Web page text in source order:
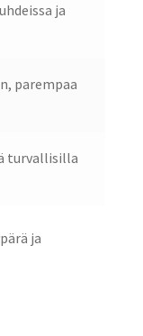
ja
parempaa
turvallisilla
ja